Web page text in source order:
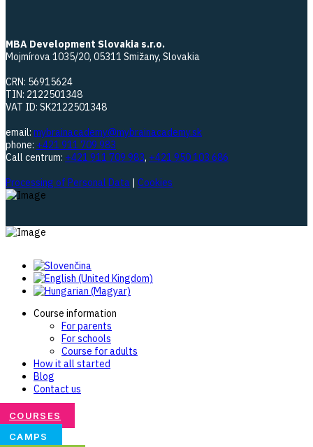
MBA Development Slovakia s.r.o.
Mojmírova 1035/20, 05311 Smižany, Slovakia
CRN: 56915624
TIN: 2122501348
VAT ID: SK2122501348
email: mybrainacademy@mybrainacademy.sk
phone: +421 911 709 983
Call centrum: +421 911 709 983, +421 950 103 686
Processing of Personal Data | Cookies
Course information
For parents
For schools
Course for adults
How it all started
Blog
Contact us
COURSES
CAMPS